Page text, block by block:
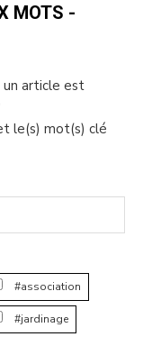
MOTS -
article est
le(s) mot(s) clé
#association
#jardinage